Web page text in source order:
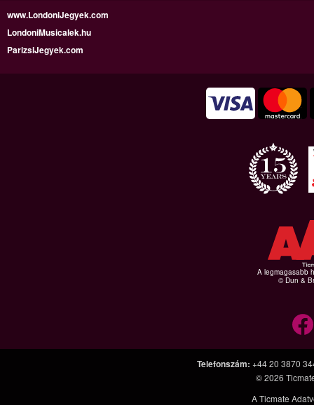
www.LondoniJegyek.com
LondoniMusicalek.hu
ParizsiJegyek.com
A legmagasabb
© Dun &
Telefonszám: +44 20 3870
© 2026
A Ticmate